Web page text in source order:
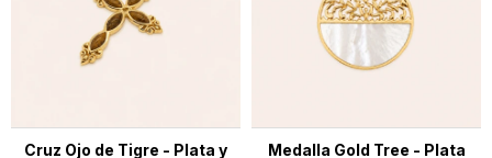
Cruz Ojo de Tigre - Plata y
Medalla Gold Tree - Plata